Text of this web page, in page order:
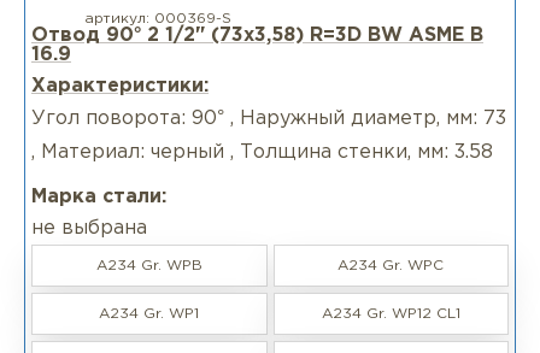
артикул: 000369-S
Отвод 90° 2 1/2" (73х3,58) R=3D BW ASME B
16.9
Характеристики:
Угол поворота: 90° , Наружный диаметр, мм: 73
, Материал: черный , Толщина стенки, мм: 3.58
Марка стали:
не выбрана
A234 Gr. WPB A234 Gr. WPC
A234 Gr. WP1 A234 Gr. WP12 CL1